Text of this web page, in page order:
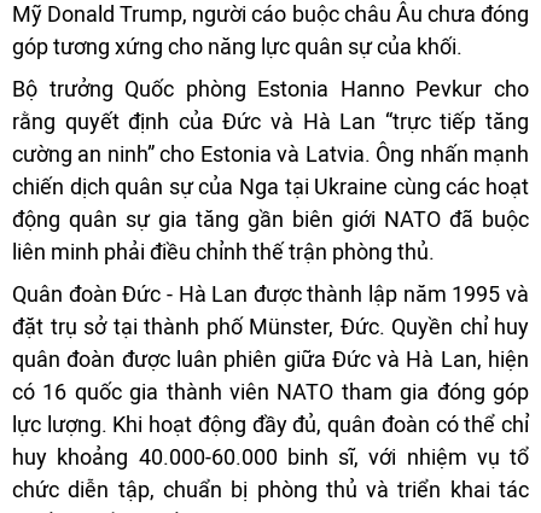
Mỹ Donald Trump, người cáo buộc châu Âu chưa đóng
góp tương xứng cho năng lực quân sự của khối.
Bộ trưởng Quốc phòng Estonia Hanno Pevkur cho
rằng quyết định của Đức và Hà Lan “trực tiếp tăng
cường an ninh” cho Estonia và Latvia. Ông nhấn mạnh
chiến dịch quân sự của Nga tại Ukraine cùng các hoạt
động quân sự gia tăng gần biên giới NATO đã buộc
liên minh phải điều chỉnh thế trận phòng thủ.
Quân đoàn Đức - Hà Lan được thành lập năm 1995 và
đặt trụ sở tại thành phố Münster, Đức. Quyền chỉ huy
quân đoàn được luân phiên giữa Đức và Hà Lan, hiện
có 16 quốc gia thành viên NATO tham gia đóng góp
lực lượng. Khi hoạt động đầy đủ, quân đoàn có thể chỉ
huy khoảng 40.000-60.000 binh sĩ, với nhiệm vụ tổ
chức diễn tập, chuẩn bị phòng thủ và triển khai tác